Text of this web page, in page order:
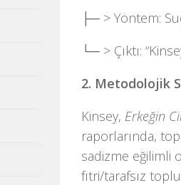
├─ > Yöntem:
└─ > Çıktı:
2. Metodolojik
Kinsey, Erkeğin
raporlarında,
sadizme eğilimli
fıtri/tarafsız